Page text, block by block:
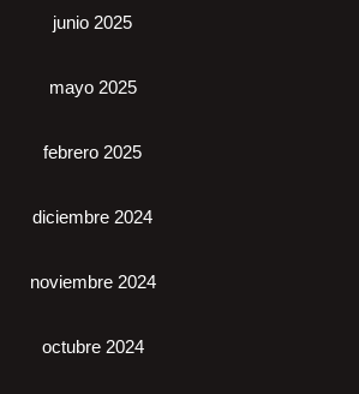
junio 2025
mayo 2025
febrero 2025
diciembre 2024
noviembre 2024
octubre 2024